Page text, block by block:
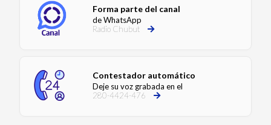
Forma parte del canal
de WhatsApp
Radio Chubut
Contestador automático
Deje su voz grabada en el
280-4424-476